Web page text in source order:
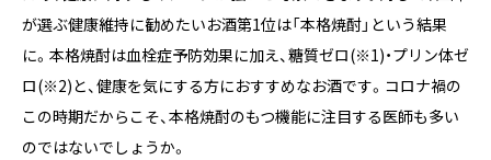
が選ぶ健康維持に勧めたいお酒第1位は「本格焼酎」という結果
に。本格焼酎は血栓症予防効果に加え、糖質ゼロ(※1)・プリン体ゼ
ロ(※2)と、健康を気にする方におすすめなお酒です。コロナ禍の
この時期だからこそ、本格焼酎のもつ機能に注目する医師も多い
のではないでしょうか。